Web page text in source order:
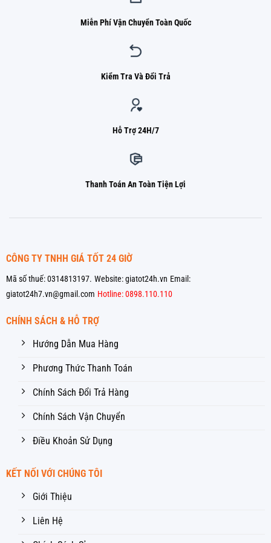
Miễn Phí Vận Chuyển Toàn Quốc
Kiểm Tra Và Đổi Trả
Hỗ Trợ 24H/7
Thanh Toán An Toàn Tiện Lợi
CÔNG TY TNHH GIÁ TỐT 24 GIỜ
Mã số thuế: 0314813197. Website: giatot24h.vn Email:
giatot24h7.vn@gmail.com Hotline: 0898.110.110
CHÍNH SÁCH & HỖ TRỢ
Hướng Dẫn Mua Hàng
Phương Thức Thanh Toán
Chính Sách Đổi Trả Hàng
Chính Sách Vận Chuyển
Điều Khoản Sử Dụng
KẾT NỐI VỚI CHÚNG TÔI
Giới Thiệu
Liên Hệ